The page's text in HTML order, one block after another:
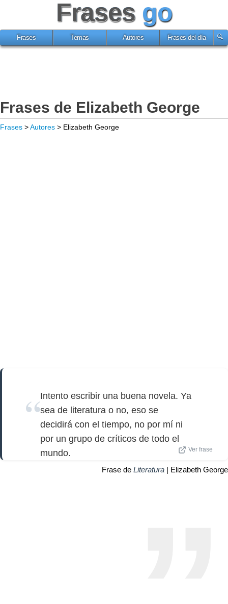
Frases go
Frases Temas Autores Frases del día
Frases de Elizabeth George
Frases >Autores > Elizabeth George
Intento escribir una buena novela. Ya
sea de literatura o no, eso se
decidirá con el tiempo, no por mí ni
por un grupo de críticos de todo el
mundo.
Ver frase
Frase de Literatura | Elizabeth George